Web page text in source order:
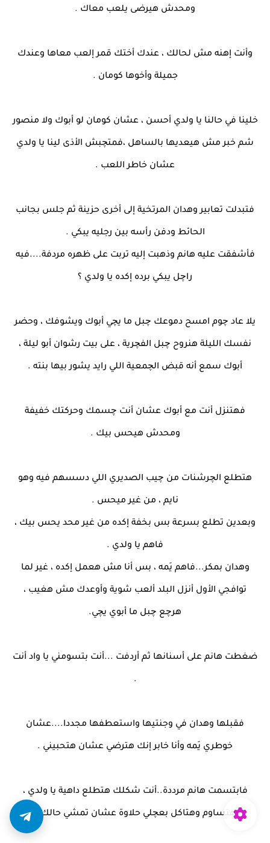
ومحدش هيرضى يلعب معاك .
وأنت إهنه مش لحالك ، عندك أختك قمر إلعب معاها وعندك
جميلة وأخوها كومان .
خلينا في حالنا يا ولدي أحسن ، عشان كومان لو أبوك ولا منصور
شم خبر مش هيعديها بالساهل ،فمتچبش الأذى لينا يا ولدي
عشان خاطر اللعب .
فتبدلت تعابير وهدان المرتخية إلى أخرى حزينة ثم جلس بجانب
الحائط ودفن رأسه بين رجليه يبكي .
فأشفقت عليه هانم وذهبت إليه تربت على ظهره مردفة....فيه
راچل يبكي برده إكده يا ولدي ؟
يلا عاد چوم امسح دموعك چبل ما يچي أبوك ويشوفك ، وحضر
نفسك الليلة هنروح چبل الفچرية ، على بيت رشوان أبو ليلة ،
أبوك سمع أنه قبض الچمعية اللي رايد يشور بيها بنته .
فهتنزل أنت مع أبوك عشان أنت چسمك وحركتك خفيفة
ومحدش هيحس بيك .
هتطلع الچرشنات من چيب الصديري اللي دسسهم فيه وهو
نايم ، من غير ميحس .
وبعدين تطلع بسرعة بس بخفة إكده من غير محد يحس بيك ،
فاهم يا ولدي .
وهدان بمكر...فاهم يَمه ، بس أنا مش هعمل إكده ، غير لما
توافجي الأول أنزل البلد ألعب شوية وأوعدك مش هغيب ،
هرچع چبل ما أبوي يچي.
ضغطت هانم على أسنانها ثم أردفت ...أنت بتسومني يا واد أنت
.
فقبلها وهدان في وجنتيها واستعطفها مجددا....عشان
خوطري يَمه وأنا خابر إنك هترضي عشان هتحبيني .
فابتسمت هانم مرددة..أنت شكلك هتطلع داهية يا ولدي ،
هتساوم وهتاكل بعچلي حلاوة عشان تمشي حالك .